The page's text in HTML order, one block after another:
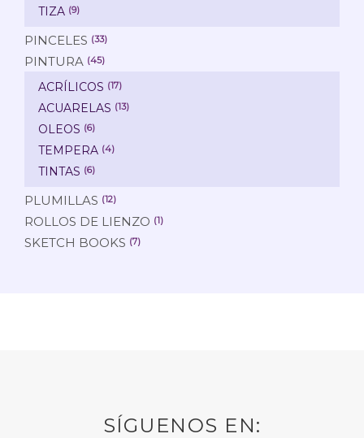
TIZA (9)
PINCELES (33)
PINTURA (45)
ACRÍLICOS (17)
ACUARELAS (13)
OLEOS (6)
TEMPERA (4)
TINTAS (6)
PLUMILLAS (12)
ROLLOS DE LIENZO (1)
SKETCH BOOKS (7)
SÍGUENOS EN: